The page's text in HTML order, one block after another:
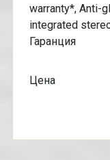
warranty*, Anti-
integrated
Цена